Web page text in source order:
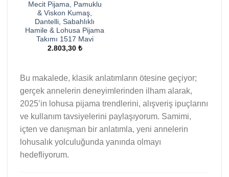
Mecit Pijama, Pamuklu
& Viskon Kumaş,
Dantelli, Sabahlıklı
Hamile & Lohusa Pijama
Takımı 1517 Mavi
2.803,30 ₺
Bu makalede, klasik anlatımların ötesine geçiyor;
gerçek annelerin deneyimlerinden ilham alarak,
2025’in lohusa pijama trendlerini, alışveriş ipuçlarını
ve kullanım tavsiyelerini paylaşıyorum. Samimi,
içten ve danışman bir anlatımla, yeni annelerin
lohusalık yolculuğunda yanında olmayı
hedefliyorum.